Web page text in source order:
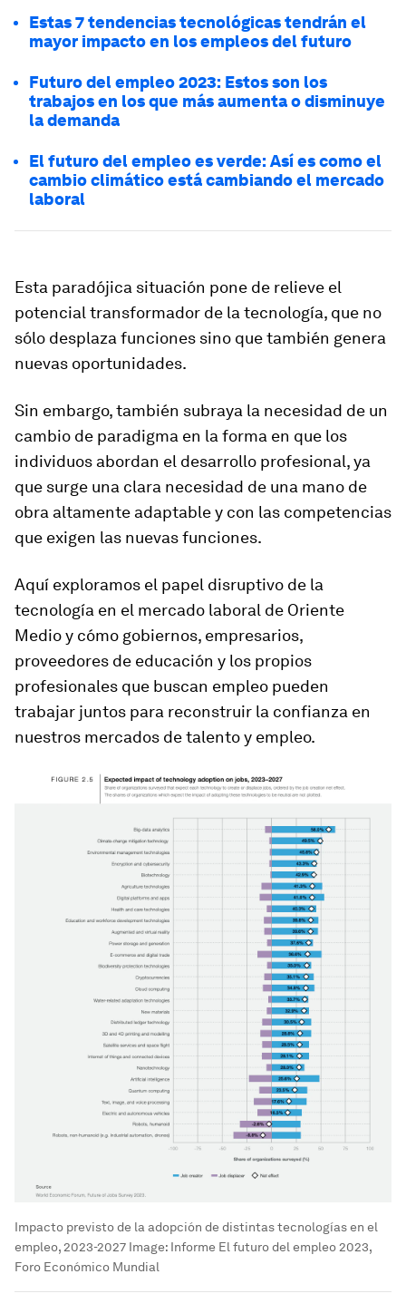
Estas 7 tendencias tecnológicas tendrán el
mayor impacto en los empleos del futuro
Futuro del empleo 2023: Estos son los
trabajos en los que más aumenta o disminuye
la demanda
El futuro del empleo es verde: Así es como el
cambio climático está cambiando el mercado
laboral
Esta paradójica situación pone de relieve el
potencial transformador de la tecnología, que no
sólo desplaza funciones sino que también genera
nuevas oportunidades.
Sin embargo, también subraya la necesidad de un
cambio de paradigma en la forma en que los
individuos abordan el desarrollo profesional, ya
que surge una clara necesidad de una mano de
obra altamente adaptable y con las competencias
que exigen las nuevas funciones.
Aquí exploramos el papel disruptivo de la
tecnología en el mercado laboral de Oriente
Medio y cómo gobiernos, empresarios,
proveedores de educación y los propios
profesionales que buscan empleo pueden
trabajar juntos para reconstruir la confianza en
nuestros mercados de talento y empleo.
Impacto previsto de la adopción de distintas tecnologías en el
empleo, 2023-2027 Image: Informe El futuro del empleo 2023,
Foro Económico Mundial